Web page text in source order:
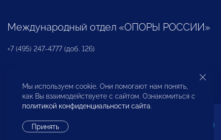
Международный отдел «ОПОРЫ РОССИИ»
+7 (495) 247-4777 (доб. 126)
Бюро по защите прав предпринимателей и
инвесторов
Мы используем cookie. Они помогают нам понять,
как Вы взаимодействуете с сайтом. Ознакомиться с
политикой конфиденциальности сайта.
Принять